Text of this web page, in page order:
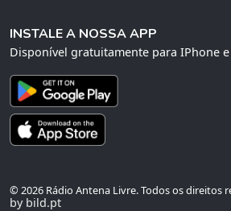
INSTALE A NOSSA APP
Disponível gratuitamente para IPhone
© 2026 Rádio Antena Livre. Todos os direitos
by bild.pt